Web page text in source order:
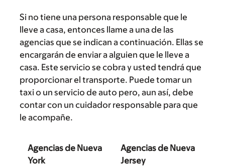
Si no tiene una persona responsable que le
lleve a casa, entonces llame a una de las
agencias que se indican a continuación. Ellas se
encargarán de enviar a alguien que le lleve a
casa. Este servicio se cobra y usted tendrá que
proporcionar el transporte. Puede tomar un
taxi o un servicio de auto pero, aun así, debe
contar con un cuidador responsable para que
le acompañe.
Agencias de Nueva
York
Agencias de Nueva
Jersey